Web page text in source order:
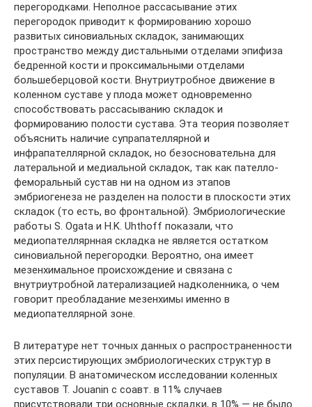
перегородками. Неполное рассасывание этих
перегородок приводит к формированию хорошо
развитых синовиальных складок, занимающих
пространство между дистальными отделами эпифиза
бедренной кости и проксимальными отделами
большеберцовой кости. Внутриутробное движение в
коленном суставе у плода может одновременно
способствовать рассасыванию складок и
формированию полости сустава. Эта теория позволяет
объяснить наличие супрапателлярной и
инфрапателлярной складок, но безосновательна для
латеральной и медиальной складок, так как пателло-
феморальный сустав ни на одном из этапов
эмбриогенеза не разделен на полости в плоскости этих
складок (то есть, во фронтальной). Эмбриологические
работы S. Ogata и H.K. Uhthoff показали, что
медиопателлярнная складка не является остатком
синовиальной перегородки. Вероятно, она имеет
мезенхимальное происхождение и связана с
внутриутробной латерализацией надколенника, о чем
говорит преобладание мезенхимы именно в
медиопателлярной зоне.
В литературе нет точных данных о распространенности
этих персистирующих эмбриологических структур в
популяции. В анатомическом исследовании коленных
суставов T. Jouanin с соавт. в 11% случаев
присутствовали три основные складки, в 10% — не было